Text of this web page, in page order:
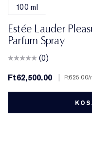
100 ml
Estée Lauder
Parfum Spray
(0)
Ft62,500.00
Ft625.00/